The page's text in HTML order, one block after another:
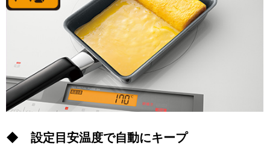
◆ 設定目安温度で自動にキープ